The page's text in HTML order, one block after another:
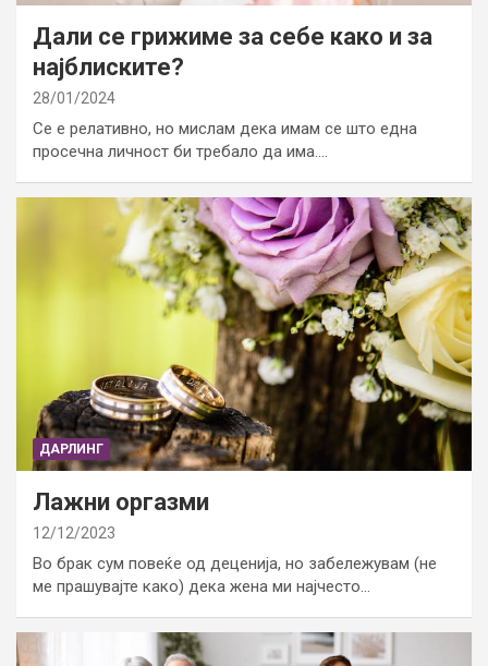
Дали се грижиме за себе како и за
најблиските?
28/01/2024
Се е релативно, но мислам дека имам се што една
просечна личност би требало да има.…
ДАРЛИНГ
Лажни оргазми
12/12/2023
Во брак сум повеќе од деценија, но забележувам (не
ме прашувајте како) дека жена ми најчесто…